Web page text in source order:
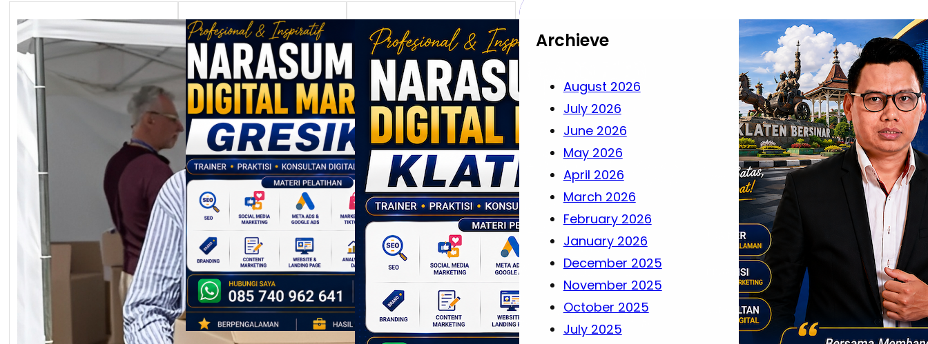
Archieve
August 2026
July 2026
June 2026
May 2026
April 2026
March 2026
February 2026
January 2026
December 2025
November 2025
October 2025
July 2025